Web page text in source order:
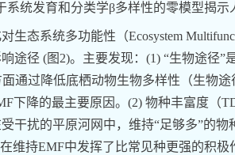
系统发育和分类学β多样性的零模型揭示
生态系统多功能性 （Ecosystem
途径 (图 2)。主要发现： (1) “生物途径”
面通过降低底栖动物生物多样性（生物途
下降的最主要原因。 (2) 物种丰富度（
干扰的平原河网中，维持“足够多”的物
维持EMF中发挥了比常见种更强的积极